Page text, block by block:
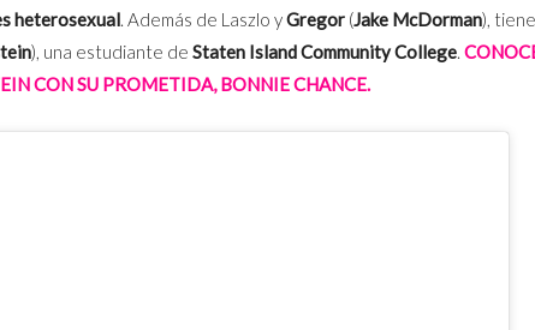
heterosexual. Además de Laszlo yGregor (Jake McDorman), tiene
), una estudiante de Staten Island Community College.
CON SU PROMETIDA, BONNIE CHANCE.